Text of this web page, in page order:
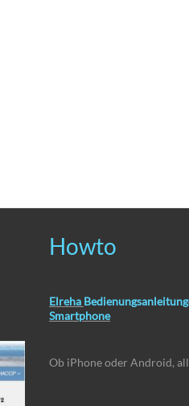
Howto
Elreha
Smartphone
Ob iPhone oder Android,